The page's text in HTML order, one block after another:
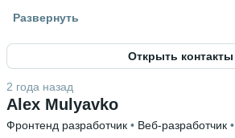
Гражданство
Высшее образование
ДГМА
Развернуть
Открыть контакты
Alex Mulyavko
2 года назад
Фронтенд разработчик • Веб-разработчик •